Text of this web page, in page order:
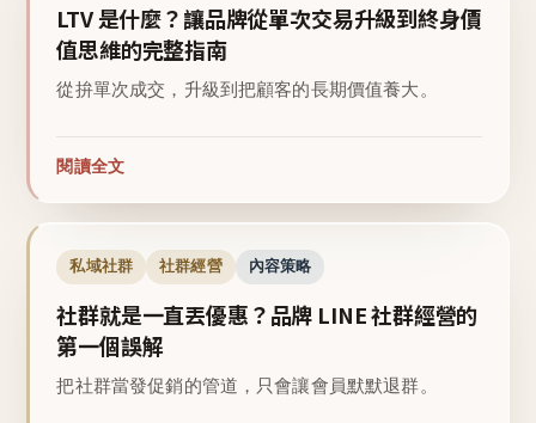
LTV 是什麼？讓品牌從單次交易升級到終身價
值思維的完整指南
從拚單次成交，升級到把顧客的長期價值養大。
閱讀全文
私域社群 社群經營 內容策略
社群就是一直丟優惠？品牌 LINE 社群經營的
第一個誤解
把社群當發促銷的管道，只會讓會員默默退群。